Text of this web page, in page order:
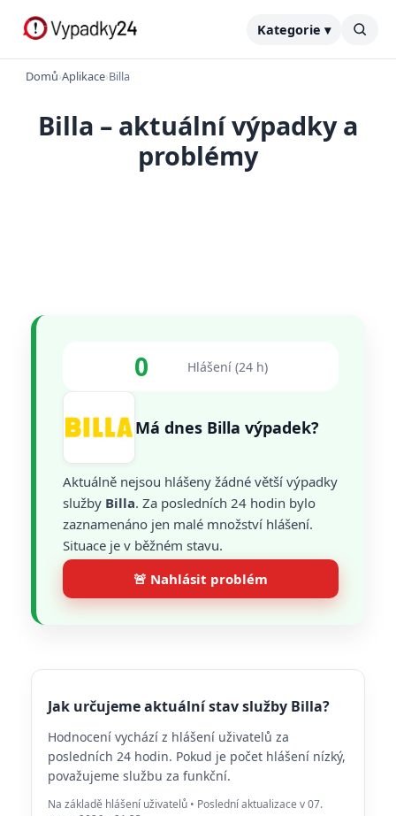
Kategorie ▾
Domů›Aplikace›Billa
Billa – aktuální výpadky a
problémy
0 Hlášení (24 h)
Má dnes Billa výpadek?
Aktuálně nejsou hlášeny žádné větší výpadky
služby Billa. Za posledních 24 hodin bylo
zaznamenáno jen malé množství hlášení.
Situace je v běžném stavu.
🚨 Nahlásit problém
Jak určujeme aktuální stav služby Billa?
Hodnocení vychází z hlášení uživatelů za
posledních 24 hodin. Pokud je počet hlášení nízký,
považujeme službu za funkční.
Na základě hlášení uživatelů • Poslední aktualizace v 07.